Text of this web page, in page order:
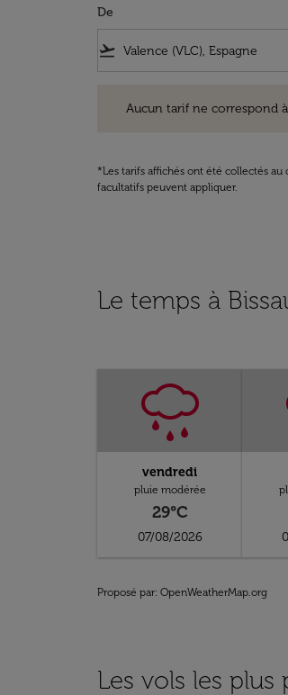
De
flight_takeoff
Aucun tarif ne correspond
*Les tarifs affichés ont été collectés
facultatifs peuvent appliquer.
Le temps à
vendredi
pluie modérée
29°C
07/08/2026
Proposé par: OpenWeatherMap.org
Les vols les plus